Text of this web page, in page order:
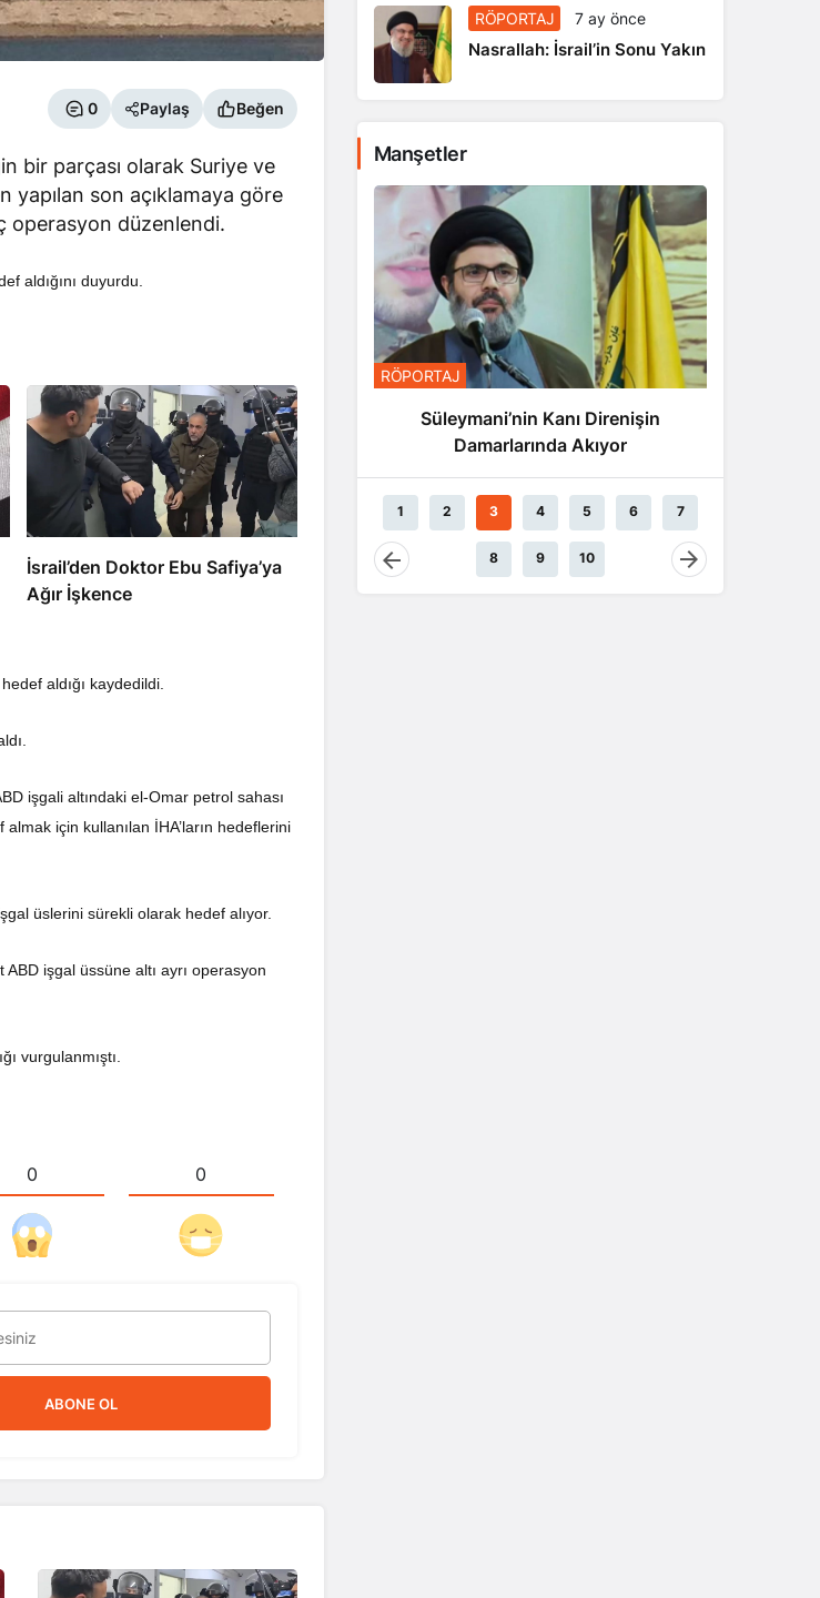
0 Paylaş Beğen
bir parçası olarak Suriye ve
yapılan son açıklamaya göre
operasyon düzenlendi.
aldığını duyurdu.
İsrail’den Doktor Ebu Safiya’ya
Ağır İşkence
aldığı kaydedildi.
işgali altındaki el-Omar petrol sahası
için kullanılan İHA’ların hedeflerini
üslerini sürekli olarak hedef alıyor.
ABD işgal üssüne altı ayrı operasyon
vurgulanmıştı.
0 0
ABONE OL
RÖPORTAJ 7 ay önce
Nasrallah: İsrail’in Sonu Yakın
Manşetler
Bahreynli Muhalif Din Adamı 6
yıldır Tutuklu
RÖPORTAJ
Süleymani’nin Kanı Direnişin
Damarlarında Akıyor
1 2 3 4 5 6 7
8 9 10